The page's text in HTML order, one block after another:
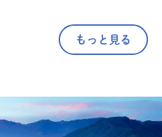
もっと見る